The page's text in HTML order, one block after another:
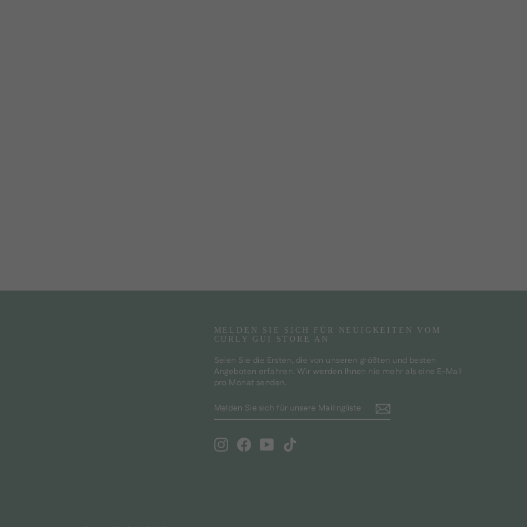
MELDEN SIE SICH FÜR NEUIGKEITEN VOM
CURLY GUI STORE AN
Seien Sie die Ersten, die von unseren größten und besten
Angeboten erfahren. Wir werden Ihnen nie mehr als eine E-Mail
pro Monat senden.
MELDEN
SIE
FÜR
UNSERE
ABONNIEREN
InstagramFacebook
YouTube